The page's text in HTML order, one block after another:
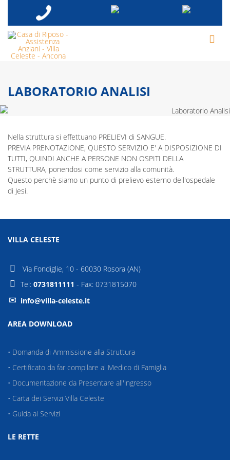
LABORATORIO ANALISI
Nella struttura si effettuano PRELIEVI di SANGUE.
PREVIA PRENOTAZIONE, QUESTO SERVIZIO E' A DISPOSIZIONE DI
TUTTI, QUINDI ANCHE A PERSONE NON OSPITI DELLA
STRUTTURA, ponendosi come servizio alla comunità.
Questo perchè siamo un punto di prelievo esterno dell'ospedale
di Jesi.
VILLA CELESTE
Via Fondiglie, 10 - 60030 Rosora (AN)
Tel: 0731811111 - Fax: 0731815070
info@villa-celeste.it
AREA DOWNLOAD
• Domanda di Ammissione alla Struttura
• Certificato da far compilare al Medico di Famiglia
• Documentazione da Presentare all'ingresso
• Carta dei Servizi Villa Celeste
• Guida ai Servizi
LE RETTE